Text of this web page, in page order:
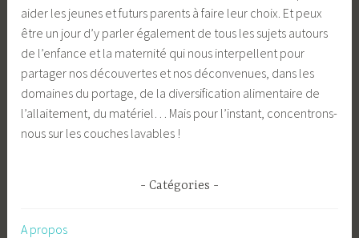
aider les jeunes et futurs parents à faire leur choix. Et peux
être un jour d’y parler également de tous les sujets autours
de l’enfance et la maternité qui nous interpellent pour
partager nos découvertes et nos déconvenues, dans les
domaines du portage, de la diversification alimentaire de
l’allaitement, du matériel… Mais pour l’instant, concentrons-
nous sur les couches lavables !
Catégories
A propos